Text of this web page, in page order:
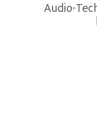
Audio-